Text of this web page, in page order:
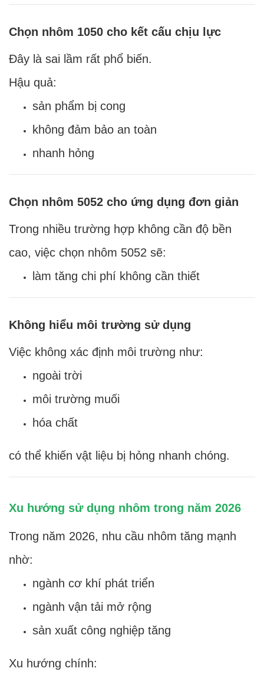
Chọn nhôm 1050 cho kết cấu chịu lực
Đây là sai lầm rất phổ biến.
Hậu quả:
sản phẩm bị cong
không đảm bảo an toàn
nhanh hỏng
Chọn nhôm 5052 cho ứng dụng đơn giản
Trong nhiều trường hợp không cần độ bền
cao, việc chọn nhôm 5052 sẽ:
làm tăng chi phí không cần thiết
Không hiểu môi trường sử dụng
Việc không xác định môi trường như:
ngoài trời
môi trường muối
hóa chất
có thể khiến vật liệu bị hỏng nhanh chóng.
Xu hướng sử dụng nhôm trong năm 2026
Trong năm 2026, nhu cầu nhôm tăng mạnh
nhờ:
ngành cơ khí phát triển
ngành vận tải mở rộng
sản xuất công nghiệp tăng
Xu hướng chính: